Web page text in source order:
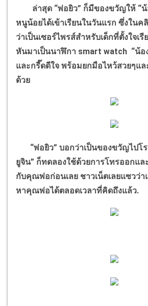
ล่าสุด “พ่อยิว” ก็มีของขวัญให้ “น้
หนูน้อยได้เข้าเรียนในวันแรก ซึ่งในค
ว่าเป็นเซอร์ไพรส์สำหรับเด็กที่ตั้งใจเ
หันมาเป็นนาฬิกา smart watch “น้อ
และกรี๊ดดีใจ พร้อมยกมือไหว้สวยๆแ
ด้วย
“พ่อยิว” บอกว่าเป็นของขวัญไปโร
ยูจิน” ก็ทดลองใช้ด้วยการโทรออกแ
กับคุณพ่อก่อนเลย ชาวเน็ตเลยแซวว่
หาคุณพ่อได้ตลอดเวลาที่คิดถึงแล้ว.